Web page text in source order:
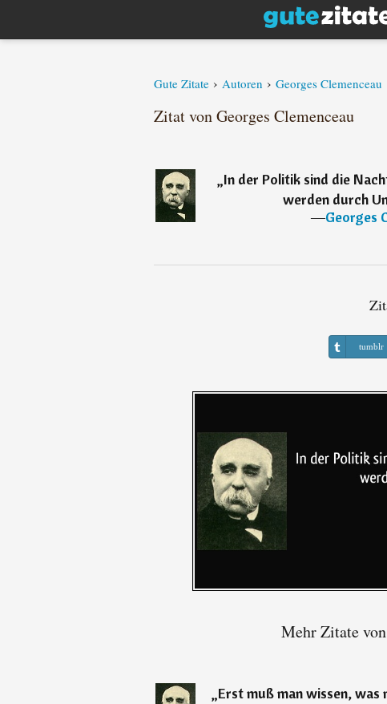
Gute Zitate › Autoren › Georges Clemenceau
Zitat von Georges Clemenceau
„In der Politik sind die
werden durch
―Georges
tumblr
Mehr Zitate
„Erst muß man wissen, was